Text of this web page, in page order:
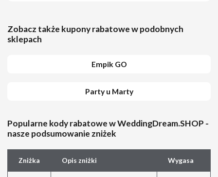
Zobacz także kupony rabatowe w podobnych
sklepach
Empik GO
Party u Marty
Popularne kody rabatowe w WeddingDream.SHOP -
nasze podsumowanie zniżek
Zniżka Opis zniżki Wygasa